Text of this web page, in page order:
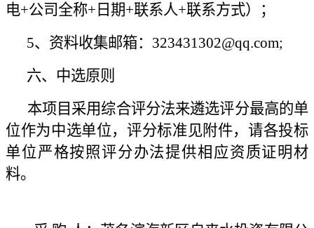
电+公司全称+日期+联系人+联系方式）；
5、资料收集邮箱：323431302@qq.com;
六、中选原则
本项目采用综合评分法来遴选评分最高的单
位作为中选单位，评分标准见附件，请各投标
单位严格按照评分办法提供相应资质证明材
料。